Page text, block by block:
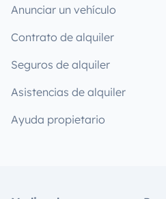
Anunciar un vehículo
Contrato de alquiler
Seguros de alquiler
Asistencias de alquiler
Ayuda propietario